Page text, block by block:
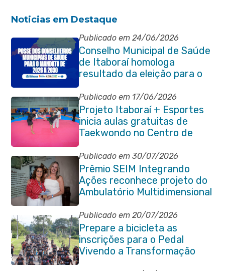
Noticias em Destaque
Publicado em 24/06/2026
Conselho Municipal de Saúde
de Itaboraí homologa
resultado da eleição para o
quadriênio 2026–2030
Publicado em 17/06/2026
Projeto Itaboraí + Esportes
inicia aulas gratuitas de
Taekwondo no Centro de
Lutas
Publicado em 30/07/2026
Prêmio SEIM Integrando
Ações reconhece projeto do
Ambulatório Multidimensional
da Pessoa Idosa de Itaboraí
Publicado em 20/07/2026
Prepare a bicicleta as
inscrições para o Pedal
Vivendo a Transformação
estão abertas em Itaboraí